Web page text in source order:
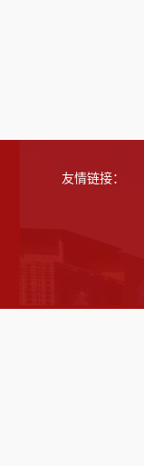
友情链接：